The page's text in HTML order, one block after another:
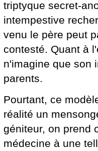
triptyque secret-
intempestive
venu le père peut
contesté. Quant à
n'imagine que son
parents.
Pourtant, ce
réalité un
géniteur, on prend
médecine à une